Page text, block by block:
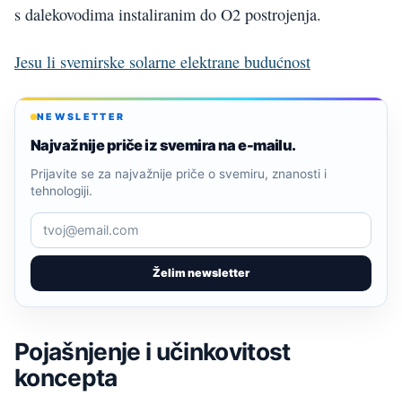
s dalekovodima instaliranim do O2 postrojenja.
Jesu li svemirske solarne elektrane budućnost
NEWSLETTER
Najvažnije priče iz svemira na e-mailu.
Želim newsletter
Prijavite se za najvažnije priče o svemiru, znanosti i
tehnologiji.
Pojašnjenje i učinkovitost
koncepta